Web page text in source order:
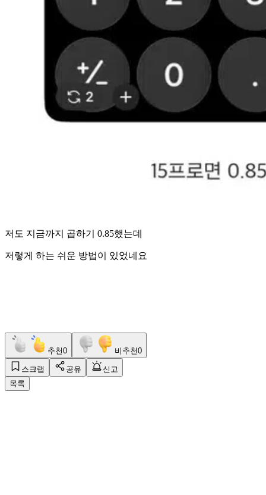
저도 지금까지 곱하기 0.85했는데
저렇게 하는 쉬운 방법이 있었네요
추천0 비추천0
스크랩 공유
신고
목록